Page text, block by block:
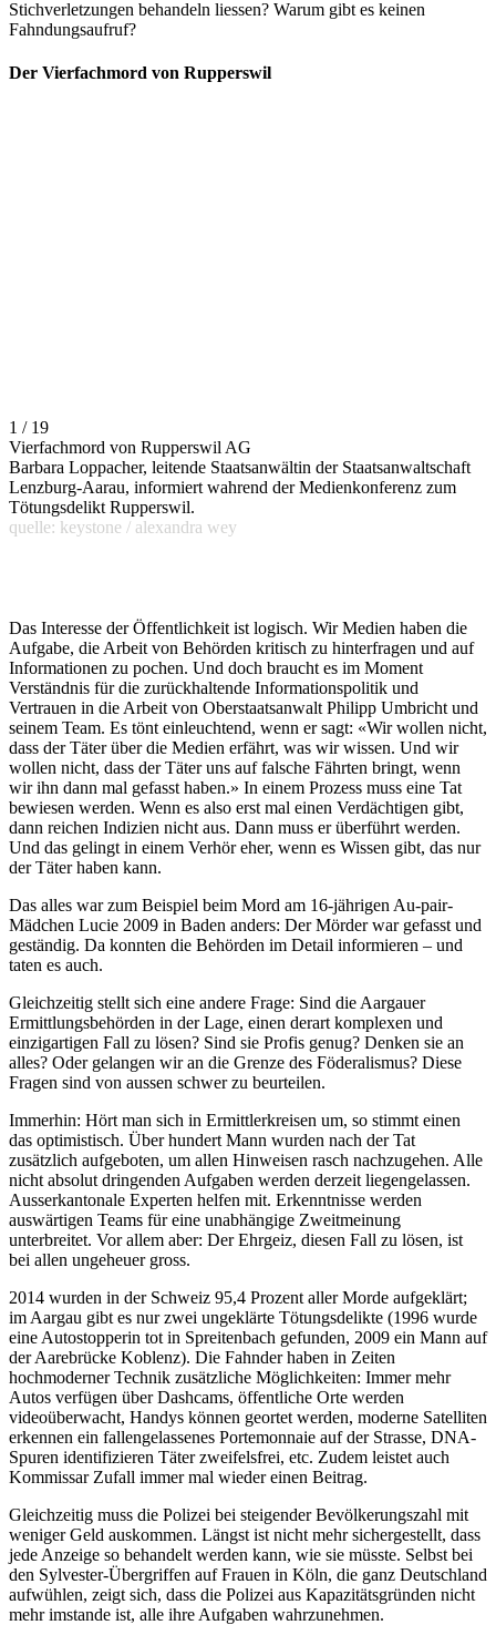
Stichverletzungen behandeln liessen? Warum gibt es keinen
Fahndungsaufruf?
Der Vierfachmord von Rupperswil
1 / 19
Vierfachmord von Rupperswil AG
Barbara Loppacher, leitende Staatsanwältin der Staatsanwaltschaft
Lenzburg-Aarau, informiert wahrend der Medienkonferenz zum
Tötungsdelikt Rupperswil.
quelle: keystone / alexandra wey
Das Interesse der Öffentlichkeit ist logisch. Wir Medien haben die
Aufgabe, die Arbeit von Behörden kritisch zu hinterfragen und auf
Informationen zu pochen. Und doch braucht es im Moment
Verständnis für die zurückhaltende Informationspolitik und
Vertrauen in die Arbeit von Oberstaatsanwalt Philipp Umbricht und
seinem Team. Es tönt einleuchtend, wenn er sagt: «Wir wollen nicht,
dass der Täter über die Medien erfährt, was wir wissen. Und wir
wollen nicht, dass der Täter uns auf falsche Fährten bringt, wenn
wir ihn dann mal gefasst haben.» In einem Prozess muss eine Tat
bewiesen werden. Wenn es also erst mal einen Verdächtigen gibt,
dann reichen Indizien nicht aus. Dann muss er überführt werden.
Und das gelingt in einem Verhör eher, wenn es Wissen gibt, das nur
der Täter haben kann.
Das alles war zum Beispiel beim Mord am 16-jährigen Au-pair-
Mädchen Lucie 2009 in Baden anders: Der Mörder war gefasst und
geständig. Da konnten die Behörden im Detail informieren – und
taten es auch.
Gleichzeitig stellt sich eine andere Frage: Sind die Aargauer
Ermittlungsbehörden in der Lage, einen derart komplexen und
einzigartigen Fall zu lösen? Sind sie Profis genug? Denken sie an
alles? Oder gelangen wir an die Grenze des Föderalismus? Diese
Fragen sind von aussen schwer zu beurteilen.
Immerhin: Hört man sich in Ermittlerkreisen um, so stimmt einen
das optimistisch. Über hundert Mann wurden nach der Tat
zusätzlich aufgeboten, um allen Hinweisen rasch nachzugehen. Alle
nicht absolut dringenden Aufgaben werden derzeit liegengelassen.
Ausserkantonale Experten helfen mit. Erkenntnisse werden
auswärtigen Teams für eine unabhängige Zweitmeinung
unterbreitet. Vor allem aber: Der Ehrgeiz, diesen Fall zu lösen, ist
bei allen ungeheuer gross.
2014 wurden in der Schweiz 95,4 Prozent aller Morde aufgeklärt;
im Aargau gibt es nur zwei ungeklärte Tötungsdelikte (1996 wurde
eine Autostopperin tot in Spreitenbach gefunden, 2009 ein Mann auf
der Aarebrücke Koblenz). Die Fahnder haben in Zeiten
hochmoderner Technik zusätzliche Möglichkeiten: Immer mehr
Autos verfügen über Dashcams, öffentliche Orte werden
videoüberwacht, Handys können geortet werden, moderne Satelliten
erkennen ein fallengelassenes Portemonnaie auf der Strasse, DNA-
Spuren identifizieren Täter zweifelsfrei, etc. Zudem leistet auch
Kommissar Zufall immer mal wieder einen Beitrag.
Gleichzeitig muss die Polizei bei steigender Bevölkerungszahl mit
weniger Geld auskommen. Längst ist nicht mehr sichergestellt, dass
jede Anzeige so behandelt werden kann, wie sie müsste. Selbst bei
den Sylvester-Übergriffen auf Frauen in Köln, die ganz Deutschland
aufwühlen, zeigt sich, dass die Polizei aus Kapazitätsgründen nicht
mehr imstande ist, alle ihre Aufgaben wahrzunehmen.